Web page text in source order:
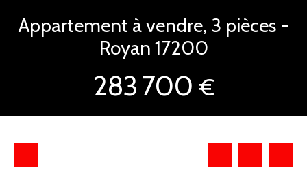
Appartement à vendre, 3 pièces -
Royan 17200
283 700 €